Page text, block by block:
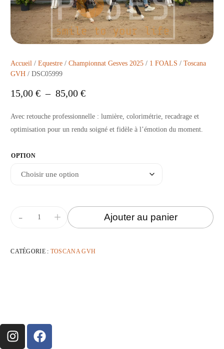
Accueil /Equestre /Championnat Gesves 2025 / 1 FOALS /Toscana
GVH / DSC05999
15,00€ – 85,00€
Avec retouche professionnelle : lumière, colorimétrie, recadrage et
optimisation pour un rendu soigné et fidèle à l’émotion du moment.
OPTION
+
- Ajouter au panier
CATÉGORIE : TOSCANA GVH